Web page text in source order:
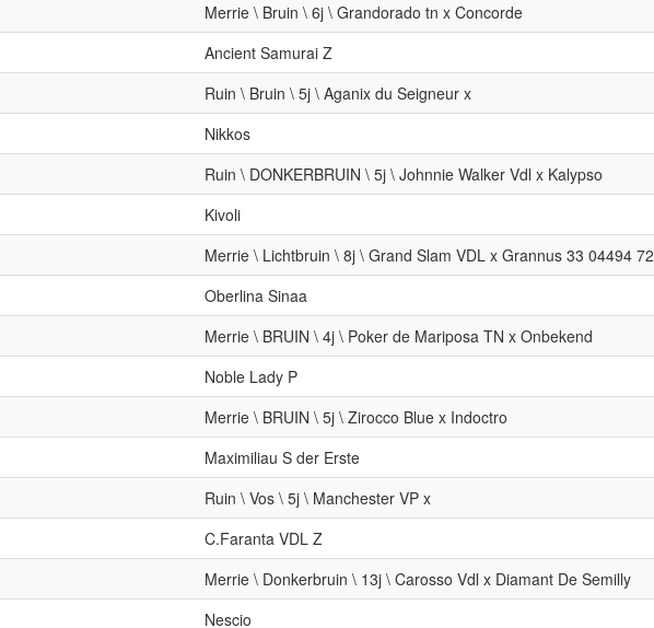
Merrie \ Bruin \ 6j \ Grandorado tn x Concorde
Ancient Samurai Z
Ruin \ Bruin \ 5j \ Aganix du Seigneur x
Nikkos
Ruin \ DONKERBRUIN \ 5j \ Johnnie Walker Vdl x Kalypso
Kivoli
Merrie \ Lichtbruin \ 8j \ Grand Slam VDL x Grannus 33 04494 72
Oberlina Sinaa
Merrie \ BRUIN \ 4j \ Poker de Mariposa TN x Onbekend
Noble Lady P
Merrie \ BRUIN \ 5j \ Zirocco Blue x Indoctro
Maximiliau S der Erste
Ruin \ Vos \ 5j \ Manchester VP x
C.Faranta VDL Z
Merrie \ Donkerbruin \ 13j \ Carosso Vdl x Diamant De Semilly
Nescio